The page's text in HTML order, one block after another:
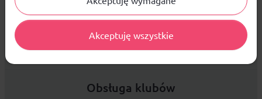
Platforma B2B zapewnia profesjonalną obsługę biznesową i
najlepsze ceny dla odbiorców hurtowych.
Obsługa klubów
Akceptuję wszystkie